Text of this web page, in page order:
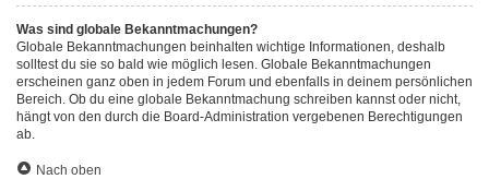
Was sind globale Bekanntmachungen?
Globale Bekanntmachungen beinhalten wichtige Informationen, deshalb
solltest du sie so bald wie möglich lesen. Globale Bekanntmachungen
erscheinen ganz oben in jedem Forum und ebenfalls in deinem persönlichen
Bereich. Ob du eine globale Bekanntmachung schreiben kannst oder nicht,
hängt von den durch die Board-Administration vergebenen Berechtigungen
ab.
Nach oben